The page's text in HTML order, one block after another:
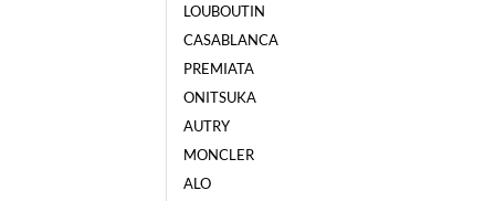
LOUBOUTIN
CASABLANCA
PREMIATA
ONITSUKA
AUTRY
MONCLER
ALO